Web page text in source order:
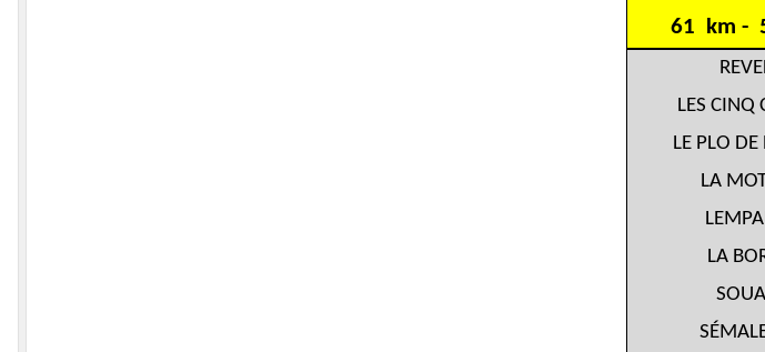
61 km -
LES CINQ
LE PLO DE
LA
LA